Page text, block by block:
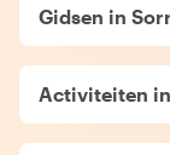
Gidsen in
Activiteiten